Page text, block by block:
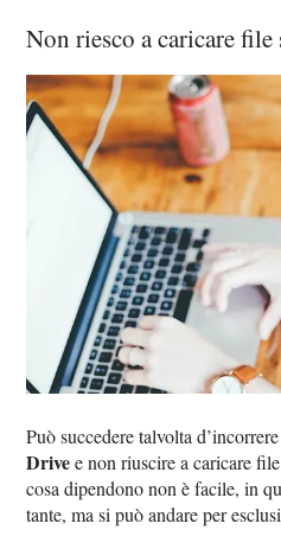
Non riesco a caricare
Può succedere talvolta
Drivee non riuscire a caricare
cosa dipendono non è facile, in
tante, ma si può andare per